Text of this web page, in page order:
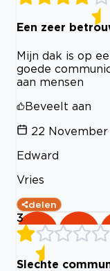
Een zeer
Mijn dak is op
goede
aan mensen
Beveelt aan
22 November
Edward
Vries
delen
3
Slechte